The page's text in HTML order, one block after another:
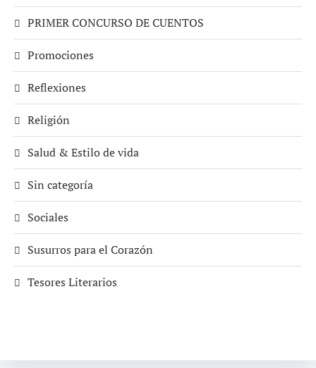
PRIMER CONCURSO DE CUENTOS
Promociones
Reflexiones
Religión
Salud & Estilo de vida
Sin categoría
Sociales
Susurros para el Corazón
Tesores Literarios